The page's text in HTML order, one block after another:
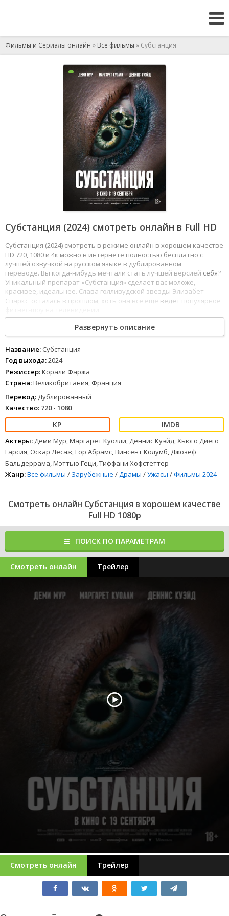
Фильмы и Сериалы онлайн » Все фильмы » Субстанция
Субстанция (2024) смотреть онлайн в Full HD
Субстанция (2024) смотреть в режиме онлайн в хорошем качестве
HD 720, 1080 и 4к можно в интернете полностью бесплатно с
лучшей озвучкой на русском языке в дублированном
переводе. Вы когда-нибудь мечтали стать лучшей версией себя?
Уникальный препарат «Субстанция» сделает вас моложе,
красивее, идеальнее. Слава голливудской звезды Элизабет
Спаркс осталась в прошлом, хоть она все еще ведет популярное
12345 678
Развернуть описание
Название: Субстанция
Год выхода:2024
Режиссер:Корали Фаржа
Страна:Великобритания, Франция
Перевод: Дублированный
Качество: 720 - 1080
Актеры: Деми Мур, Маргарет Куолли, Деннис Куэйд, Хьюго Диего
Гарсия, Оскар Лесаж, Гор Абрамс, Винсент Колумб, Джозеф
Бальдеррама, Мэттью Геци, Тиффани Хофстеттер
Жанр:Все фильмы / Зарубежные /Драмы /Ужасы /Фильмы 2024
Смотреть онлайн Субстанция в хорошем качестве
Full HD 1080p
ПОИСК ПО ПАРАМЕТРАМ
Смотреть онлайн Трейлер
Смотреть онлайн Трейлер